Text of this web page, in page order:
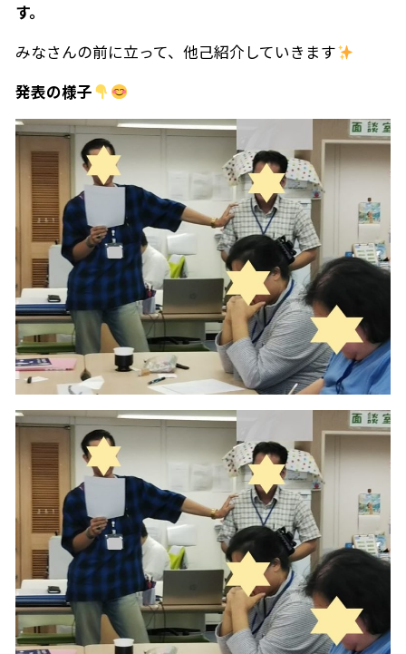
す。
みなさんの前に立って、他己紹介していきます
発表の様子